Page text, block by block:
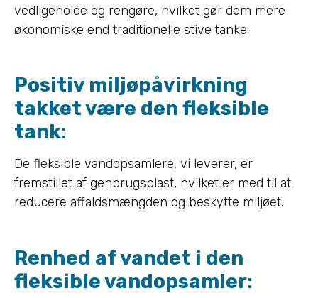
vedligeholde og rengøre, hvilket gør dem mere
økonomiske end traditionelle stive tanke.
Positiv miljøpåvirkning
takket være den fleksible
tank:
De fleksible vandopsamlere, vi leverer, er
fremstillet af genbrugsplast, hvilket er med til at
reducere affaldsmængden og beskytte miljøet.
Renhed af vandet i den
fleksible vandopsamler: